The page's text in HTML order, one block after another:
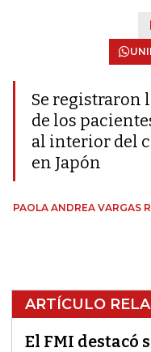
Se registraron
de los
al interior del
en Japón
PAOLA ANDREA VARGAS
ARTÍCULO
El FMI destacó